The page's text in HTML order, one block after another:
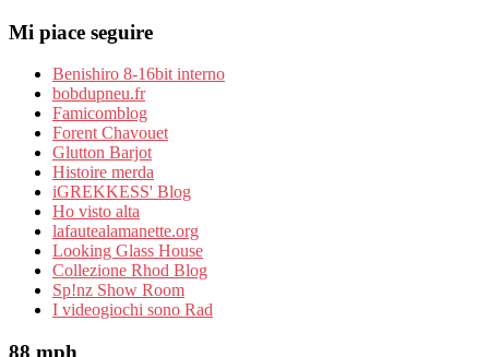
Mi piace seguire
Benishiro 8-16bit interno
bobdupneu.fr
Famicomblog
Forent Chavouet
Glutton Barjot
Histoire merda
iGREKKESS' Blog
Ho visto alta
lafautealamanette.org
Looking Glass House
Collezione Rhod Blog
Sp!nz Show Room
I videogiochi sono Rad
88 mph